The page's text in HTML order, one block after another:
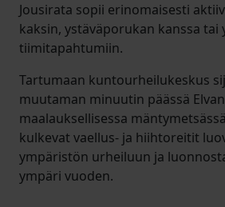
Jousirata sopii erinomaisesti
kaksin, ystäväporukan kanssa tai
tiimitapahtumiin.
Tartumaan kuntourheilukeskus
muutaman minuutin päässä
maalauksellisessa
kulkevat vaellus- ja hiihtoreitit
ympäristön urheiluun ja
ympäri vuoden.